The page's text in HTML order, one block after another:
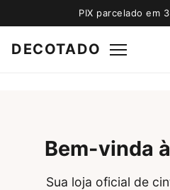
PIX parcelado em
DECOTADO
Bem-vinda
Sua loja oficial de